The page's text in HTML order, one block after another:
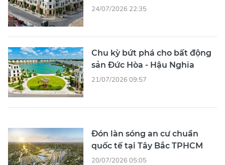
24/07/2026 22:35
Chu kỳ bứt phá cho bất động
sản Đức Hòa - Hậu Nghĩa
21/07/2026 09:57
Đón làn sóng an cư chuẩn
quốc tế tại Tây Bắc TPHCM
20/07/2026 05:05